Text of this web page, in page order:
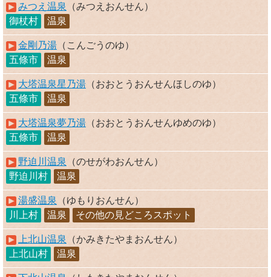
みつえ温泉
（みつえおんせん）
御杖村
温泉
金剛乃湯 （こんごうのゆ）
五條市
温泉
大塔温泉星乃湯 （おおとうおんせんほしのゆ）
五條市
温泉
大塔温泉夢乃湯 （おおとうおんせんゆめのゆ）
五條市
温泉
野迫川温泉
（のせがわおんせん）
野迫川村
温泉
湯盛温泉
（ゆもりおんせん）
川上村
温泉 その他の見どころスポット
上北山温泉
（かみきたやまおんせん）
上北山村
温泉